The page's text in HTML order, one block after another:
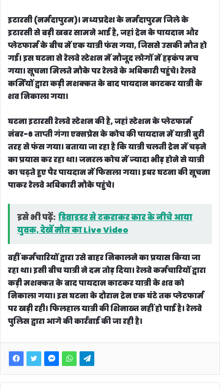
इटारसी (नर्मदापुरम)।मध्यप्रदेश के नर्मदापुरम जिले के
इटारसी से बड़ी खबर सामने आई है, जहां ट्रेन के पायदान और
प्लेटफार्म के बीच में एक यात्री फंस गया, जिससे उसकी मौत हो
गई। इस घटना से रेलवे स्टेशन में मौजूद लोगों में हड़कंप मच
गया। सूचना मिलते मौके पर रेलवे के अधिकारी पहुंचे। रेलवे
कर्मियों द्वारा कड़ी मशक्कत के बाद पायदान काटकर यात्री के
शव निकाला गया।
घटना इटारसी रेलवे स्टेशन की है, जहां स्टेशन के प्लेटफार्म
नंबर-6 ताप्ती गंगा एक्सप्रेस के कोच की पायदान में यात्री बुरी
तरह से फंस गया। बताया जा रहा है कि यात्री चलती ट्रेन में चढ़ने
का प्रयास कर रहा था। जनरल कोच में ज्यादा भीड़ होने से यात्री
का चढ़ते हुए पैर पायदान में फिसला गया। इधर घटना की सूचना
पाकर रेलवे अधिकारी मौके पहुंचे।
इसे भी पढ़ें: डिवाइडर से टकराकर कार के नीचे आया
युवक, देखें मौत का Live Video
वहीं कर्मचारियों द्वारा उसे बाहर निकालने का प्रयास किया जा
रहा था। इसी बीच यात्री ने दम तोड़ दिया। रेलवे कर्मचारियों द्वारा
कड़ी मशक्कत के बाद पायदान काटकर यात्री के शव को
निकाला गया। इस घटना के दौरान ट्रेन एक घंटे तक प्लेटफार्म
पर खड़ी रही। फिलहाल यात्री की शिनाख्त नहीं हो पाई है। रेलवे
पुलिस द्वारा आगे की कार्रवाई की जा रही है।